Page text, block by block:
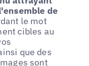
de
le mot
cibles au
que des
sont